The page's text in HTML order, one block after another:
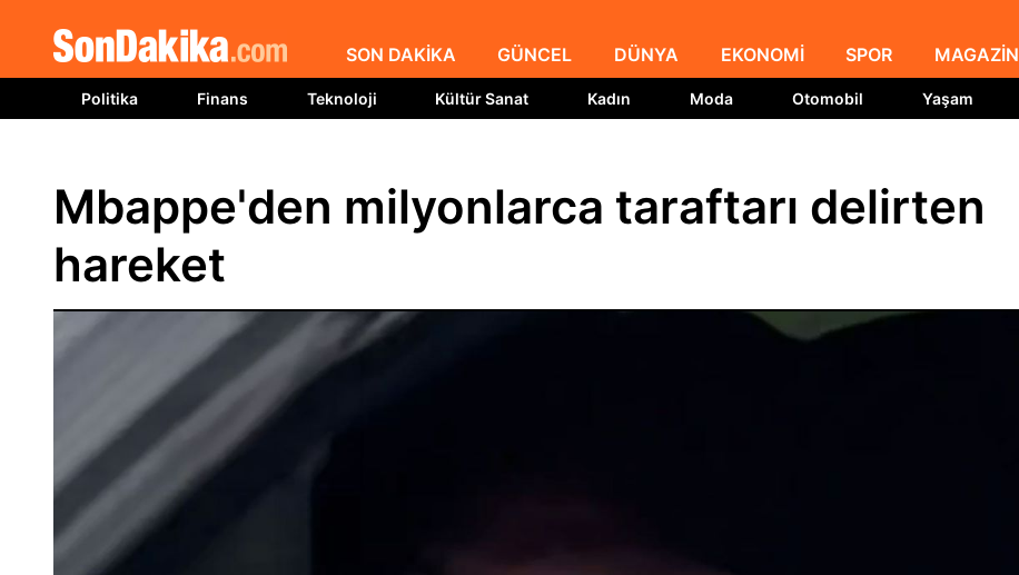
SON DAKİKA GÜNCEL DÜNYA EKONOMİ SPOR MAGAZİN
Politika Finans Teknoloji Kültür Sanat Kadın Moda Otomobil Yaşam
Mbappe'den milyonlarca taraftarı delirten
hareket